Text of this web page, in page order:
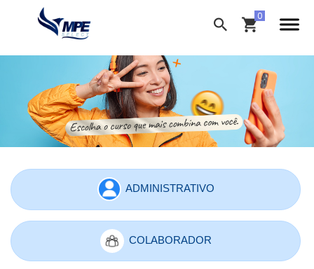
ADMINISTRATIVO
COLABORADOR